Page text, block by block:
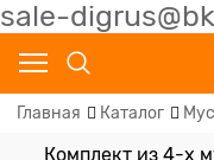
sale-
Главная Каталог
Комплект из 4-х